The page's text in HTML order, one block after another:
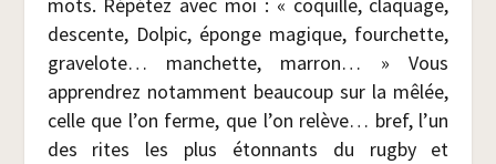
mots. Répé­tez avec moi : « coquille, cla­quage,
des­cente, Dol­pic, éponge magique, four­chette,
gra­ve­lote… man­chette, mar­ron… » Vous
appren­drez notam­ment beau­coup sur la mêlée,
celle que l’on ferme, que l’on relève… bref, l’un
des rites les plus éton­nants du rug­by et